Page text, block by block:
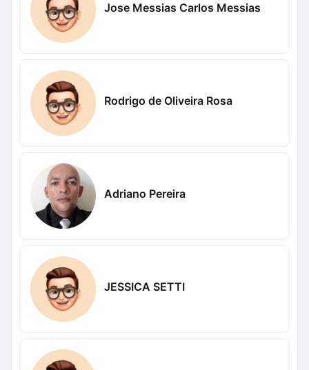
Jose Messias Carlos Messias
Rodrigo de Oliveira Rosa
Adriano Pereira
JESSICA SETTI